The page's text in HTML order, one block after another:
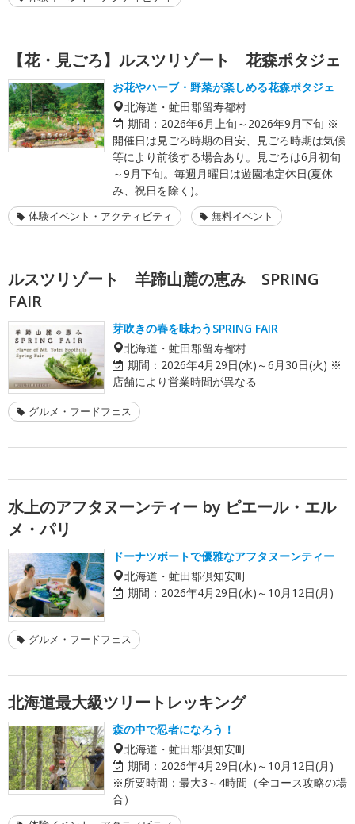
【花・見ごろ】ルスツリゾート 花森ポタジェ
お花やハーブ・野菜が楽しめる花森ポタジェ
北海道・虻田郡留寿都村
期間： 2026年6月上旬～2026年9月下旬 ※
開催日は見ごろ時期の目安、見ごろ時期は気候
等により前後する場合あり。見ごろは6月初旬
～9月下旬。毎週月曜日は遊園地定休日(夏休
み、祝日を除く)。
体験イベント・アクティビティ 無料イベント
ルスツリゾート 羊蹄山麓の恵み SPRING
FAIR
芽吹きの春を味わうSPRING FAIR
北海道・虻田郡留寿都村
期間： 2026年4月29日(水)～6月30日(火) ※
店舗により営業時間が異なる
グルメ・フードフェス
水上のアフタヌーンティー by ピエール・エル
メ・パリ
ドーナツボートで優雅なアフタヌーンティー
北海道・虻田郡倶知安町
期間： 2026年4月29日(水)～10月12日(月)
グルメ・フードフェス
北海道最大級ツリートレッキング
森の中で忍者になろう！
北海道・虻田郡倶知安町
期間： 2026年4月29日(水)～10月12日(月)
※所要時間：最大3～4時間（全コース攻略の場
合）